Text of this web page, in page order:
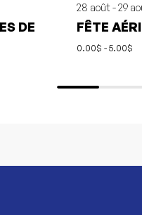
DE
28 août - 29
FÊTE
0.00$ - 5.00$